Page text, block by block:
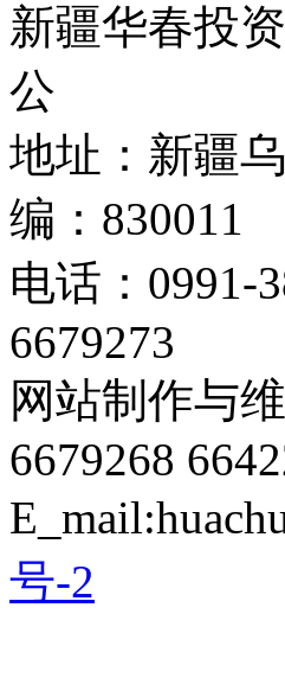
新疆华春投
公
地址：新疆
编：830011
电话：0991-
6679273
网站制作与
6679268
号-2